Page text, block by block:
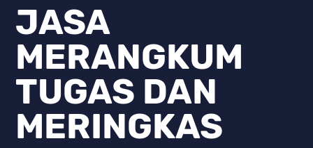
JASA
MERANGKUM
TUGAS DAN
MERINGKAS